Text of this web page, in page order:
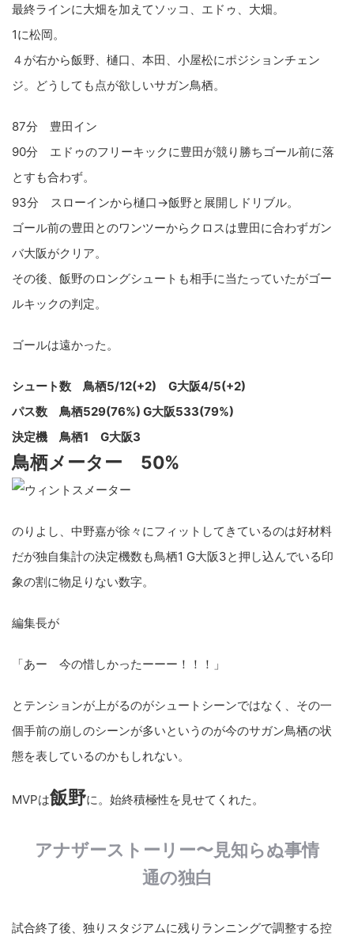
最終ラインに大畑を加えてソッコ、エドゥ、大畑。
1に松岡。
４が右から飯野、樋口、本田、小屋松にポジションチェン
ジ。どうしても点が欲しいサガン鳥栖。
87分 豊田イン
90分 エドゥのフリーキックに豊田が競り勝ちゴール前に落
とすも合わず。
93分 スローインから樋口→飯野と展開しドリブル。
ゴール前の豊田とのワンツーからクロスは豊田に合わずガン
バ大阪がクリア。
その後、飯野のロングシュートも相手に当たっていたがゴー
ルキックの判定。
ゴールは遠かった。
シュート数 鳥栖5/12(+2) G大阪4/5(+2)
パス数 鳥栖529(76%) G大阪533(79%)
決定機 鳥栖1 G大阪3
鳥栖メーター 50%
のりよし、中野嘉が徐々にフィットしてきているのは好材料
だが独自集計の決定機数も鳥栖1 G大阪3と押し込んでいる印
象の割に物足りない数字。
編集長が
「あー 今の惜しかったーーー！！！」
とテンションが上がるのがシュートシーンではなく、その一
個手前の崩しのシーンが多いというのが今のサガン鳥栖の状
態を表しているのかもしれない。
MVPは飯野に。始終積極性を見せてくれた。
アナザーストーリー〜見知らぬ事情
通の独白
試合終了後、独りスタジアムに残りランニングで調整する控